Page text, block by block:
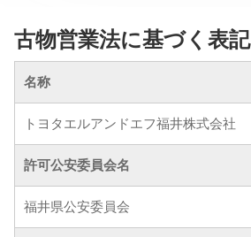
古物営業法に基づく表記
名称
トヨタエルアンドエフ福井株式会社
許可公安委員会名
福井県公安委員会